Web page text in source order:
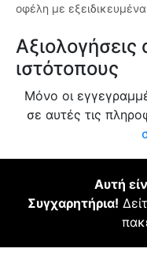
οφέλη με εξειδικευμένα
ιστότοπους
Μόνο οι
σε αυτές τις
Αυτή
Συγχαρητήρια!